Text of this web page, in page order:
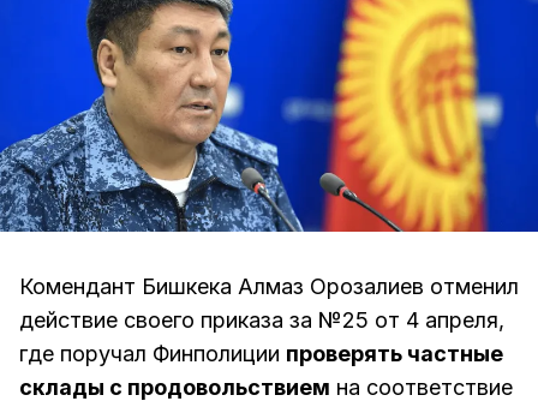
Комендант Бишкека Алмаз Орозалиев отменил
действие своего приказа за №25 от 4 апреля,
где поручал Финполиции проверять частные
склады с продовольствием на соответствие